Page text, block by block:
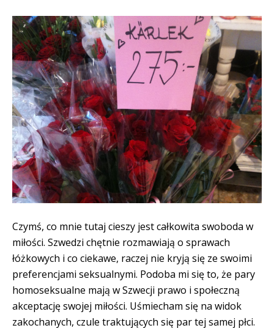
Czymś, co mnie tutaj cieszy jest całkowita swoboda w
miłości. Szwedzi chętnie rozmawiają o sprawach
łóżkowych i co ciekawe, raczej nie kryją się ze swoimi
preferencjami seksualnymi. Podoba mi się to, że pary
homoseksualne mają w Szwecji prawo i społeczną
akceptację swojej miłości. Uśmiecham się na widok
zakochanych, czule traktujących się par tej samej płci.